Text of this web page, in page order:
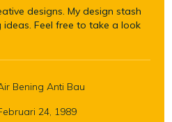
designs. My design stash
Feel free to take a look
Bening Anti Bau
24, 1989